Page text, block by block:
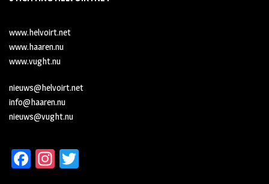
www.helvoirt.net
www.haaren.nu
www.vught.nu
nieuws@helvoirt.net
info@haaren.nu
nieuws@vught.nu
Fa In